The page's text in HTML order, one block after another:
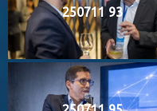
250711 93